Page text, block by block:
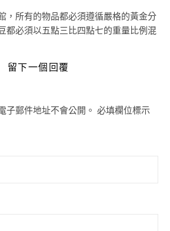
，所有的物品都必須遵循嚴格的黃金分
都必須以五點三比四點七的重量比例混
留下一個回覆
子郵件地址不會公開。 必填欄位標示